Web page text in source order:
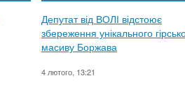
Депутат від ВОЛІ відстоює
збереження унікального
масиву Боржава
4 лютого, 13:21